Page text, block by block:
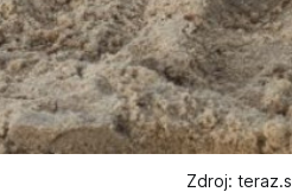
Zdroj: